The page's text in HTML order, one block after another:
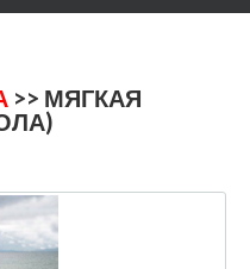
>> МЯГКАЯ